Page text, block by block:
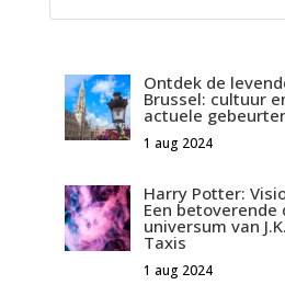
Ontdek de
Brussel: cultuur
actuele
1 aug 2024
Harry Potter:
Een betoverende
universum van
Taxis
1 aug 2024